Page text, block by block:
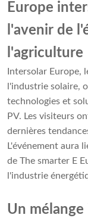
Europe
l'avenir de
l'agriculture
Intersolar Europe,
l'industrie solaire,
technologies et
PV. Les visiteurs
dernières
L'événement aura
de The smarter E
l'industrie
Un